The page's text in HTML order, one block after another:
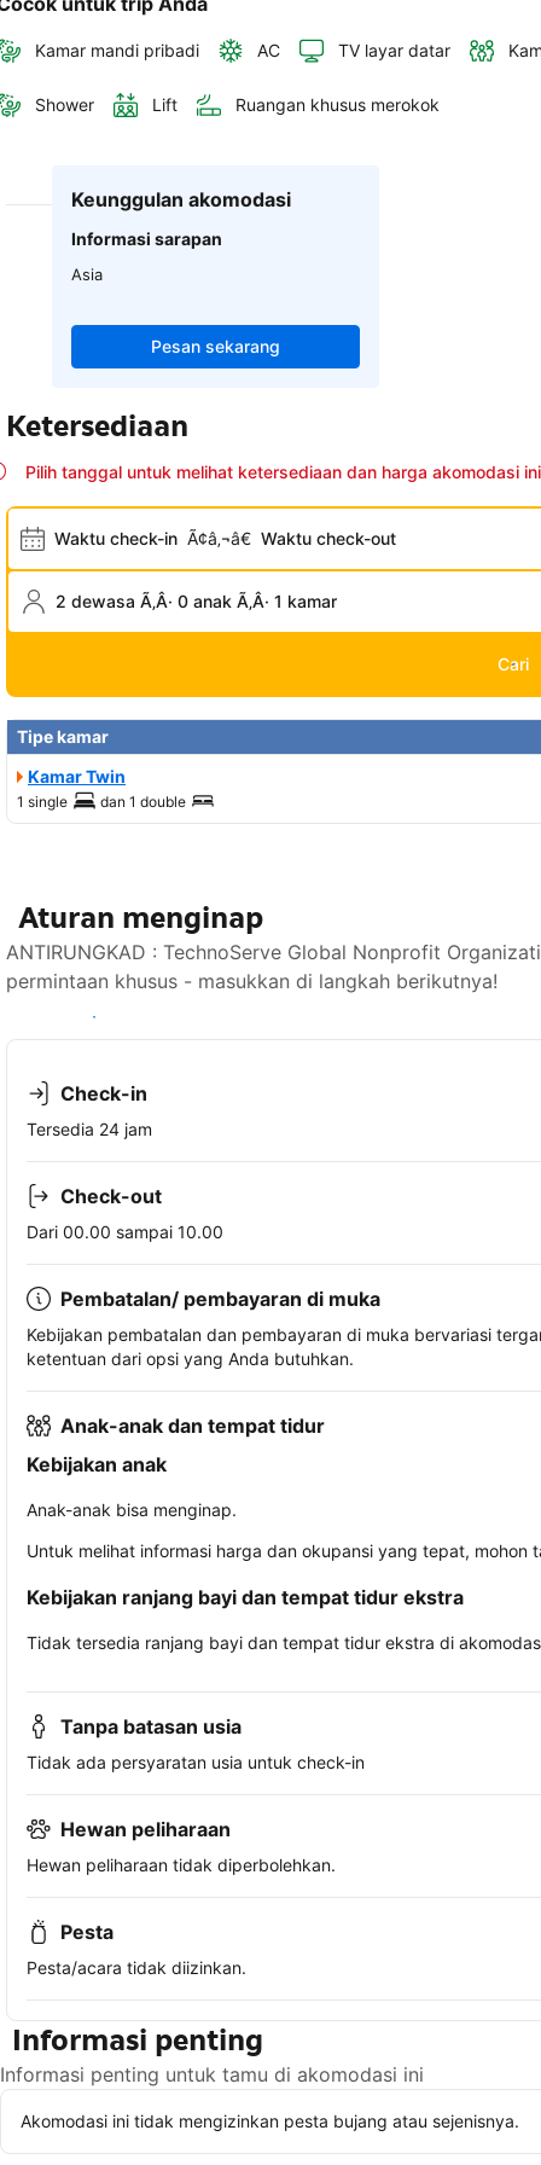
Kamar mandi pribadi AC TV layar datar
Shower Lift Ruangan khusus merokok
Keunggulan akomodasi
Informasi sarapan
Asia
Pesan sekarang
Ketersediaan
Pilih tanggal untuk melihat ketersediaan dan harga akomodasi ini
Waktu check-in Ã¢â‚¬â€ Waktu check-out
2 dewasa Ã‚Â· 0 anak Ã‚Â· 1 kamar
Cari
Tipe kamar
Kamar Twin
1 single dan 1 double
Aturan menginap
ANTIRUNGKAD : TechnoServe Global Nonprofit
permintaan khusus - masukkan di langkah berikutnya!
Lihat ketersediaan
Check-in
Tersedia 24 jam
Check-out
Dari 00.00 sampai 10.00
Pembatalan/ pembayaran di muka
Kebijakan pembatalan dan pembayaran di muka bervariasi
ketentuan dari opsi yang Anda butuhkan.
Anak-anak dan tempat tidur
Kebijakan anak
Anak-anak bisa menginap.
Untuk melihat informasi harga dan okupansi yang tepat,
Kebijakan ranjang bayi dan tempat tidur ekstra
Tidak tersedia ranjang bayi dan tempat tidur ekstra di
Tanpa batasan usia
Tidak ada persyaratan usia untuk check-in
Hewan peliharaan
Hewan peliharaan tidak diperbolehkan.
Pesta
Pesta/acara tidak diizinkan.
Informasi penting
Informasi penting untuk tamu di akomodasi ini
Akomodasi ini tidak mengizinkan pesta bujang atau sejenisnya.